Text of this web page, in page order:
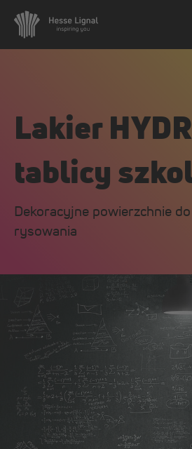
Lakier
tablicy
Dekoracyjne powierzchnie
rysowania